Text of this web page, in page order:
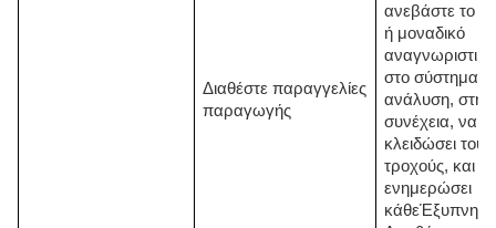
Διαθέστε παραγγελίες
παραγωγής
ανεβάστε το P
ή μοναδικό
αναγνωριστικό
στο σύστημα
ανάλυση, στη
συνέχεια, να
κλειδώσει τους
τροχούς, και
ενημερώσει
κάθεΈξυπνη